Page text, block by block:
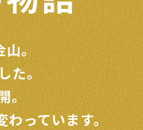
。
た。
。
わっています。